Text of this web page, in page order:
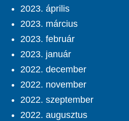
2023. április
2023. március
2023. február
2023. január
2022. december
2022. november
2022. szeptember
2022. augusztus